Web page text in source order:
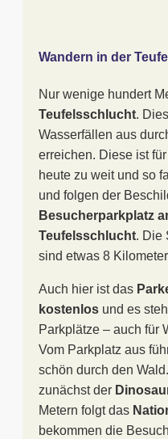
Wandern in der
Nur wenige hundert
Teufelsschlucht.
Wasserfällen aus
erreichen. Diese ist
heute zu weit und so
und folgen der
Besucherparkplatz
Teufelsschlucht. Die
sind etwas 8
Auch hier ist das
kostenlos und es
Parkplätze – auch für
Vom Parkplatz aus
schön durch den
zunächst der
Metern folgt das
bekommen die